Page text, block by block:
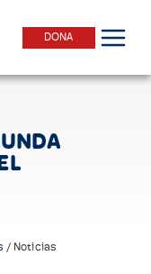
DONA
/ Noticias